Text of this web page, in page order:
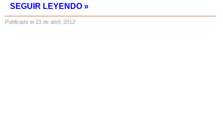
SEGUIR LEYENDO »
Publicado el 23 de abril, 2012